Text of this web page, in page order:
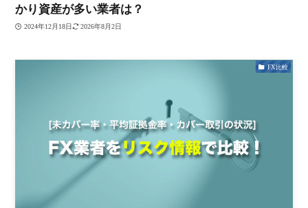
かり資産が多い業者は？
2024年12月18日 2026年8月2日
FX比較